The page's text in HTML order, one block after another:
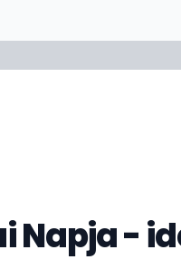
Napja -